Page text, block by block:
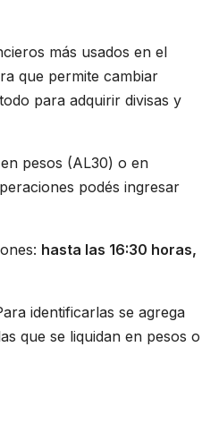
más usados en el
que permite cambiar
para adquirir divisas y
pesos (AL30) o en
podés ingresar
hasta las 16:30 horas,
identificarlas se agrega
que se liquidan en pesos o